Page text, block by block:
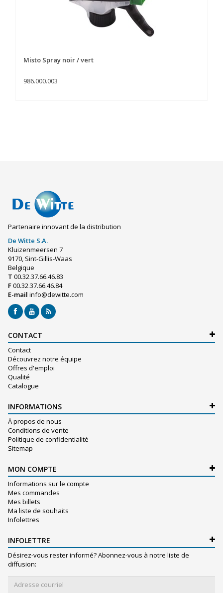
Misto Spray noir / vert
986.000.003
Partenaire innovant de la distribution
De Witte S.A.
Kluizenmeersen 7
9170, Sint-Gillis-Waas
Belgique
T 00.32.37.66.46.83
F00.32.37.66.46.84
E-mail info@dewitte.com
CONTACT
Contact
Découvrez notre équipe
Offres d'emploi
Qualité
Catalogue
INFORMATIONS
À propos de nous
Conditions de vente
Politique de confidentialité
Sitemap
MON COMPTE
Informations sur le compte
Mes commandes
Mes billets
Ma liste de souhaits
Infolettres
INFOLETTRE
Désirez-vous rester informé? Abonnez-vous à notre liste de
diffusion: